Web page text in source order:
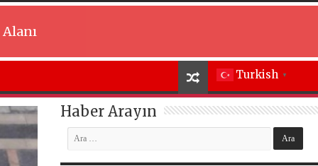
Turkish ▼
Haber Arayın